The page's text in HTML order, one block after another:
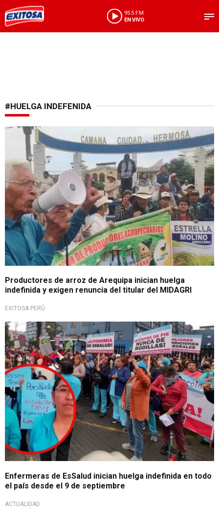
95.5 FM
EN VIVO
#HUELGA INDEFENIDA
Camaná
Productores de arroz de Arequipa inician huelga
indefinida y exigen renuncia del titular del MIDAGRI
EXITOSA PERÚ
Paro Nacional
Enfermeras de EsSalud inician huelga indefinida en todo
el país desde el 9 de septiembre
ACTUALIDAD